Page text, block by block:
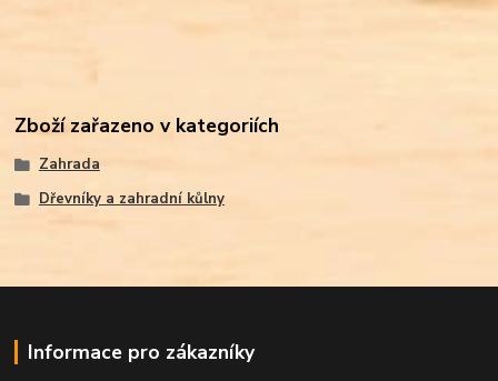
Zboží zařazeno v kategoriích
Zahrada
Dřevníky a zahradní kůlny
Informace pro zákazníky